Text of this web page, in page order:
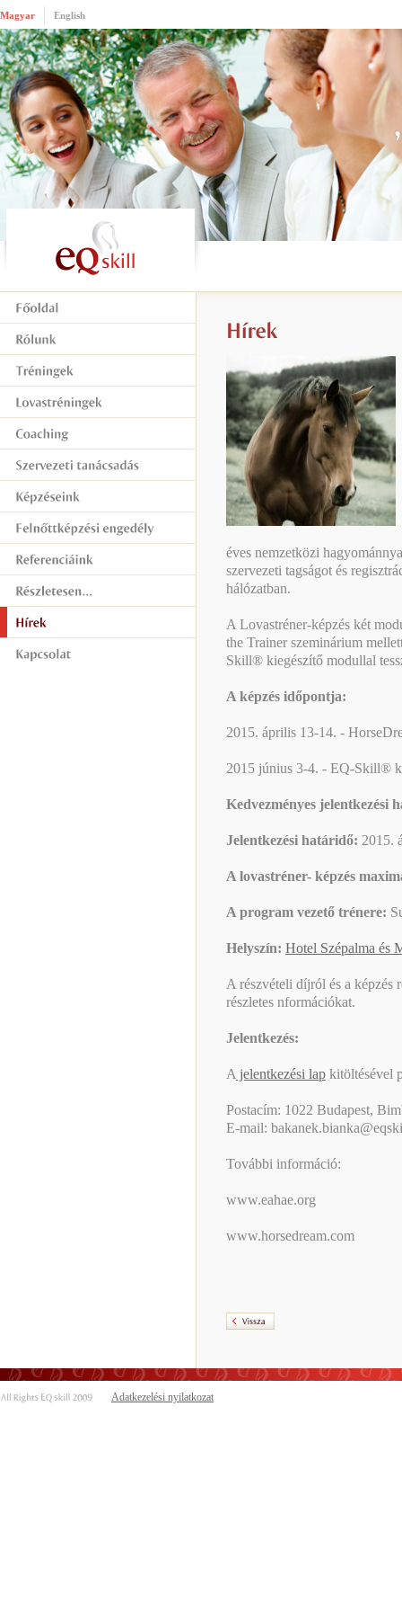
Magyar English
éves nemzetközi
szervezeti tagságot és
hálózatban.
A Lovastréner-képzés két
the Trainer szeminárium
Skill® kiegészítő modullal
A képzés időpontja:
2015. április 13-14. -
2015 június 3-4. - EQ-Skill®
Kedvezményes jelentkezési
Jelentkezési határidő: 2015.
A lovastréner- képzés
A program vezető trénere:
Helyszín: Hotel Szépalma és
A részvételi díjról és a képzés
részletes nformációkat.
Jelentkezés:
A jelentkezési lap kitöltésével
Postacím: 1022 Budapest,
E-mail:
További információ:
www.eahae.org
www.horsedream.com
Adatkezelési nyilatkozat